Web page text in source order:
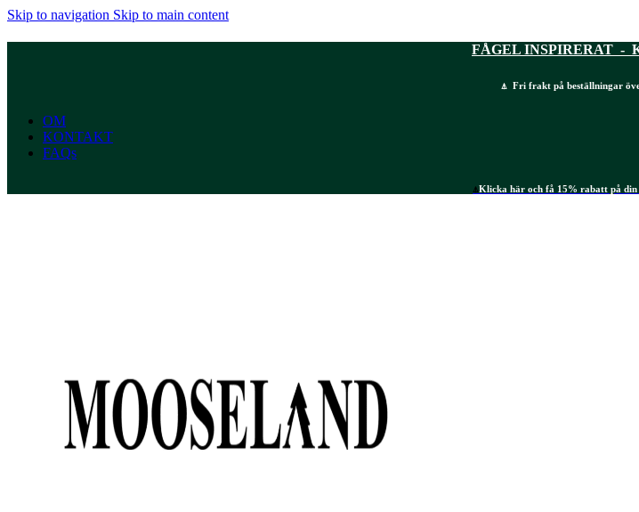
Skip to navigation Skip to main content
FÅGEL INSPIRERAT -
⍋ Fri frakt på beställningar
OM
KONTAKT
FAQs
⍋Klicka här och få 15% rabatt på din